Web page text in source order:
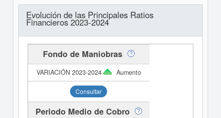
Evolución de las Principales Ratios
Financieros 2023-2024
Fondo de Maniobras
Aumento
Consultar
Periodo Medio de Cobro